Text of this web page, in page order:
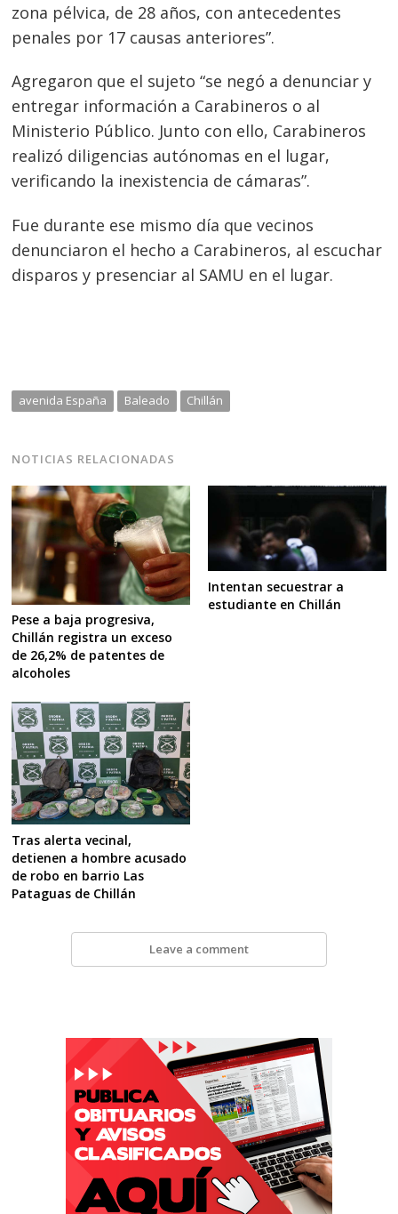
zona pélvica, de 28 años, con antecedentes
penales por 17 causas anteriores”.
Agregaron que el sujeto “se negó a denunciar y
entregar información a Carabineros o al
Ministerio Público. Junto con ello, Carabineros
realizó diligencias autónomas en el lugar,
verificando la inexistencia de cámaras”.
Fue durante ese mismo día que vecinos
denunciaron el hecho a Carabineros, al escuchar
disparos y presenciar al SAMU en el lugar.
avenida España Baleado Chillán
NOTICIAS RELACIONADAS
Pese a baja progresiva,
Chillán registra un exceso
de 26,2% de patentes de
alcoholes
Intentan secuestrar a
estudiante en Chillán
Tras alerta vecinal,
detienen a hombre acusado
de robo en barrio Las
Pataguas de Chillán
Leave a comment
Navegación
de
entradas